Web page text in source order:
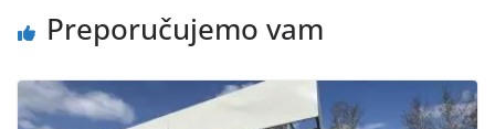
Preporučujemo vam